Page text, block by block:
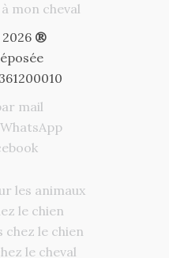
mon cheval
®
mail
les animaux
le chien
chez le chien
le cheval
Deutsch